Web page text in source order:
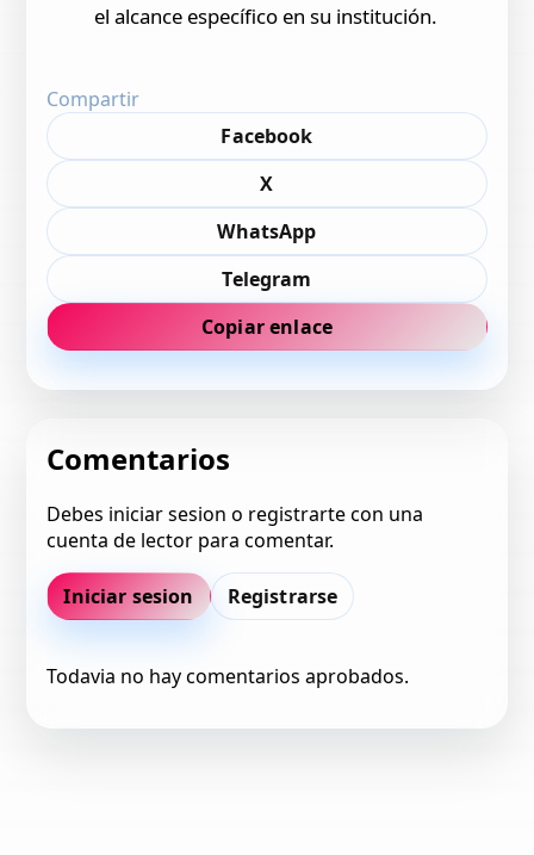
el alcance específico en su institución.
Compartir
Facebook
X
WhatsApp
Telegram
Copiar enlace
Comentarios
Debes iniciar sesion o registrarte con una
cuenta de lector para comentar.
Iniciar sesion Registrarse
Todavia no hay comentarios aprobados.